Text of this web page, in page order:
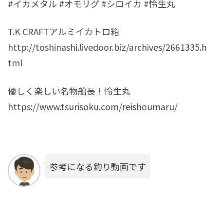
#イカメタル #オモリグ #シロイカ #怜生丸
T.K CRAFTアルミイカトロ箱
http://toshinashi.livedoor.biz/archives/2661335.h
tml
優しく楽しい名物船長！怜生丸
https://www.tsurisoku.com/reishoumaru/
参考になる釣り動画です